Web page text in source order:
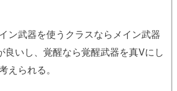
ン武器を使うクラスならメイン武器
良いし、覚醒なら覚醒武器を真Vにし
えられる。